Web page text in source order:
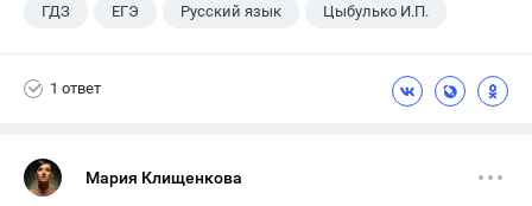
ГДЗ ЕГЭ Русский язык Цыбулько И.П.
1 ответ
Мария Клищенкова